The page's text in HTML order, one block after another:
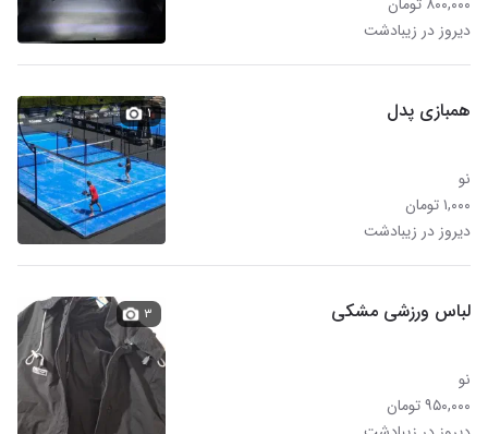
دیروز در زیبادشت
همبازی پدل
نو
۱,۰۰۰ تومان
دیروز در زیبادشت
۱
لباس ورزشی مشکی
نو
۹۵۰,۰۰۰ تومان
۳